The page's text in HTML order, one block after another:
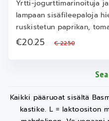
Yrtti-jogurttimarinoituja
lampaan sisäfileepaloja
ruskistetun paprikan,
€20.25€ 22.50
Kaikki pääruoat sisältä
kastike. L = laktoositon